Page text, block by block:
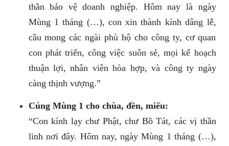
thần bảo vệ doanh nghiệp. Hôm nay là ngày
Mùng 1 tháng (…), con xin thành kính dâng lễ,
cầu mong các ngài phù hộ cho công ty, cơ quan
con phát triển, công việc suôn sẻ, mọi kế hoạch
thuận lợi, nhân viên hòa hợp, và công ty ngày
càng thịnh vượng.”
Cúng Mùng 1 cho chùa, đền, miếu:
“Con kính lạy chư Phật, chư Bồ Tát, các vị thần
linh nơi đây. Hôm nay, ngày Mùng 1 tháng (…),